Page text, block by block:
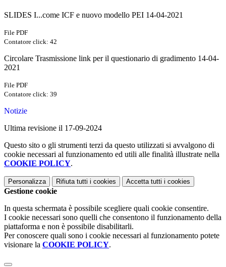
SLIDES I...come ICF e nuovo modello PEI 14-04-2021
File PDF
Contatore click: 42
Circolare Trasmissione link per il questionario di gradimento 14-04-
2021
File PDF
Contatore click: 39
Notizie
Ultima revisione il 17-09-2024
Questo sito o gli strumenti terzi da questo utilizzati si avvalgono di
cookie necessari al funzionamento ed utili alle finalità illustrate nella
COOKIE POLICY.
Personalizza Rifiuta tutti i cookies Accetta tutti i cookies
Gestione cookie
In questa schermata è possibile scegliere quali cookie consentire.
I cookie necessari sono quelli che consentono il funzionamento della
piattaforma e non è possibile disabilitarli.
Per conoscere quali sono i cookie necessari al funzionamento potete
visionare la COOKIE POLICY.